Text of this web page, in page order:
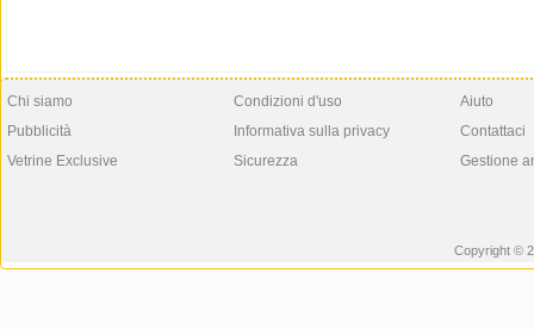
Chi siamo
Pubblicità
Vetrine Exclusive
Condizioni d'uso
Informativa sulla privacy
Sicurezza
Aiuto
Contattaci
Gestione
Copyright ©